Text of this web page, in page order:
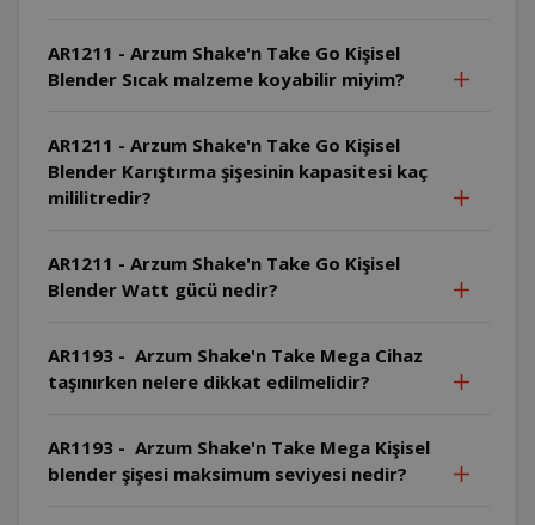
AR1211 - Arzum Shake'n Take Go Kişisel
Blender Sıcak malzeme koyabilir miyim?
AR1211 - Arzum Shake'n Take Go Kişisel
Blender Karıştırma şişesinin kapasitesi kaç
mililitredir?
AR1211 - Arzum Shake'n Take Go Kişisel
Blender Watt gücü nedir?
AR1193 - Arzum Shake'n Take Mega Cihaz
taşınırken nelere dikkat edilmelidir?
AR1193 - Arzum Shake'n Take Mega Kişisel
blender şişesi maksimum seviyesi nedir?